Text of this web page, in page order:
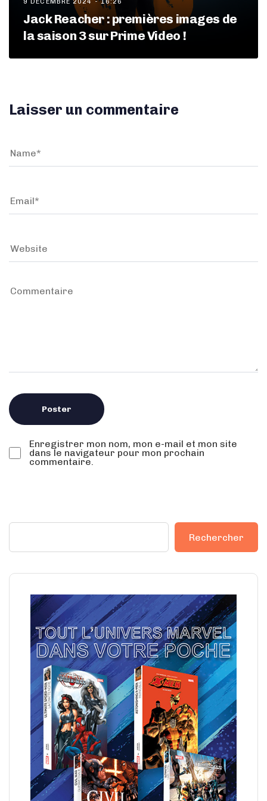
Jack Reacher : premières images de
la saison 3 sur Prime Video !
Laisser un commentaire
Enregistrer mon nom, mon e-mail et mon site
dans le navigateur pour mon prochain
commentaire.
Rechercher
Rechercher